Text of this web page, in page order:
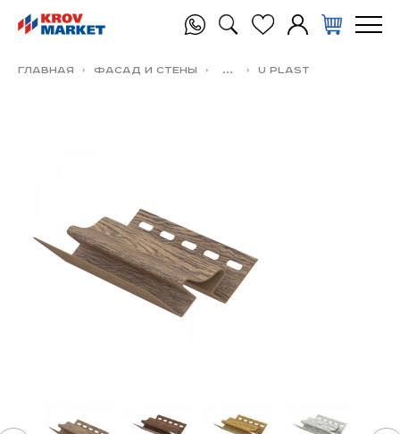
Главная Фасад и стены ... U PLAST